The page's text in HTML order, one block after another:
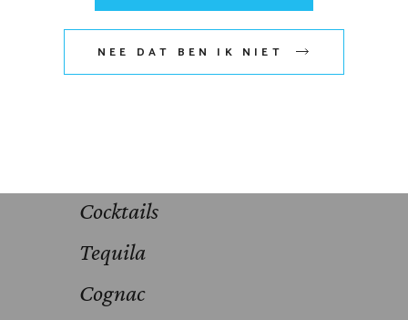
NEE DAT BEN IK NIET
Dranken
Cocktails
Tequila
Cognac